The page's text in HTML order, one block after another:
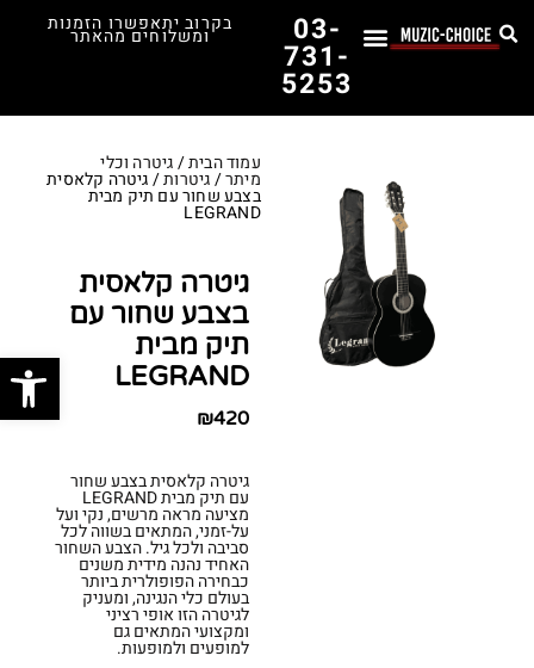
03-
731-
5253
בקרוב יתאפשרו הזמנות
ומשלוחים מהאתר
עמוד הבית/גיטרה וכלי
מיתר/גיטרות/ גיטרה קלאסית
בצבע שחור עם תיק מבית
LEGRAND
גיטרה קלאסית
בצבע שחור עם
תיק מבית
LEGRAND
₪420
גיטרה קלאסית בצבע שחור
עם תיק מבית LEGRAND
מציעה מראה מרשים, נקי ועל
על-זמני, המתאים בשווה לכל
סביבה ולכל גיל. הצבע השחור
האחיד נהנה מידית משנים
כבחירה הפופולרית ביותר
בעולם כלי הנגינה, ומעניק
לגיטרה הזו אופי רציני
ומקצועי המתאים גם
למופעים ולמופעות.
פתח